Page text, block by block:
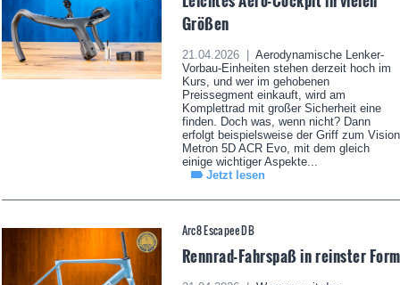
Größen
21.04.2026 |
Aerodynamische Lenker-
Vorbau-Einheiten stehen derzeit hoch im
Kurs, und wer im gehobenen
Preissegment einkauft, wird am
Komplettrad mit großer Sicherheit eine
finden. Doch was, wenn nicht? Dann
erfolgt beispielsweise der Griff zum Vision
Metron 5D ACR Evo, mit dem gleich
einige wichtiger Aspekte...
Jetzt lesen
Arc8 Escapee DB
Rennrad-Fahrspaß in reinster Form